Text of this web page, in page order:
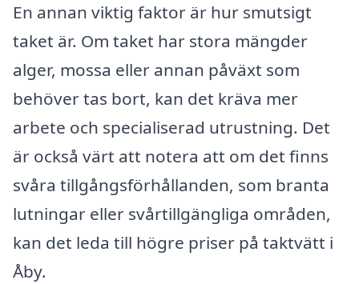
En annan viktig faktor är hur smutsigt
taket är. Om taket har stora mängder
alger, mossa eller annan påväxt som
behöver tas bort, kan det kräva mer
arbete och specialiserad utrustning. Det
är också värt att notera att om det finns
svåra tillgångsförhållanden, som branta
lutningar eller svårtillgängliga områden,
kan det leda till högre priser på taktvätt i
Åby.